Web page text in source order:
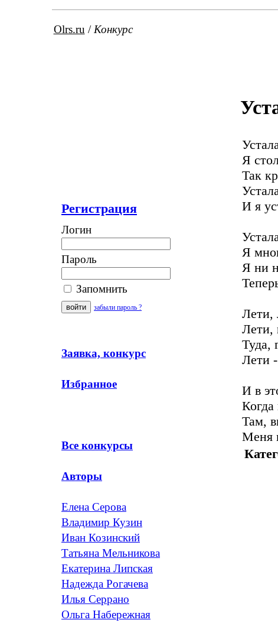
Olrs.ru / Конкурс
Регистрация
Логин
Пароль
Запомнить
забыли пароль ?
Заявка, конкурс
Избранное
Все конкурсы
Авторы
Елена Серова
Владимир Кузин
Иван Козинский
Татьяна Мельникова
Екатерина Липская
Надежда Рогачева
Илья Серрано
Ольга Набережная
Я
Так
И я
Я
Я ни
Лети,
Лети,
Туда,
Лети
И в
Когда
Там,
Меня